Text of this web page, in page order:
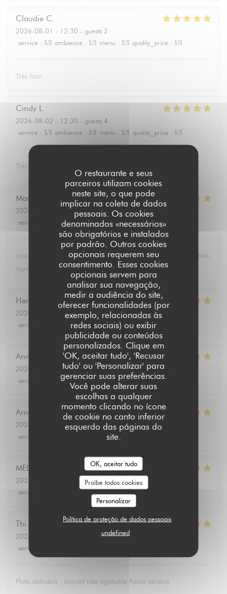
O restaurante e seus
parceiros utilizam cookies
neste site, o que pode
implicar na coleta de dados
pessoais. Os cookies
denominados «necessários»
são obrigatórios e instalados
por padrão. Outros cookies
opcionais requerem seu
consentimento. Esses cookies
opcionais servem para
analisar sua navegação,
medir a audiência do site,
oferecer funcionalidades (por
exemplo, relacionadas às
redes sociais) ou exibir
publicidade ou conteúdos
personalizados. Clique em
'OK, aceitar tudo', 'Recusar
tudo' ou 'Personalizar' para
gerenciar suas preferências.
Você pode alterar suas
escolhas a qualquer
momento clicando no ícone
de cookie no canto inferior
esquerdo das páginas do
site.
OK, aceitar tudo
Proíbe todos cookies
Personalizar
Política de proteção de dados pessoais
undefined
Claudie C
2026-08-01 - 12:30 - guests 2
service : 5/5 ambience : 5/5 menu : 5/5 quality_price : 5/5
Très bon
Cindy L
2026-08-02 - 12:30 - guests 4
service : 5/5 ambience : 5/5 menu : 5/5 quality_price : 5/5
Très bon repas, équipe serviable!
Marie-Paule B
2026-08-01
- 19:15 - guests 2
service
ambience: 5/5 menu : 5/5 quality_price
une carte bien fournie, des plats excellents et un personnel très
agréable
Hervé
2026-08-04
- 12:00 - guests 2
service
ambience: 5 /5 menu: 5/5 quality_price
Annie
2026-08-03
- 19:00 - guests 2
service
ambience: 5/5 menu : 5 /5 quality_price
Arnaud
2026-08-01
- 12:30 - guests 2
service
menu:
MELANIE
2026-08-01
- 12:30 - guests 3
service
ambience: 5/5 menu: 5/5 quality_price
Thi Minh Hue T
2026-07-31
- 12:00 - guests 3
service
Plats délicieux , accueil très agréable Resto sérieux